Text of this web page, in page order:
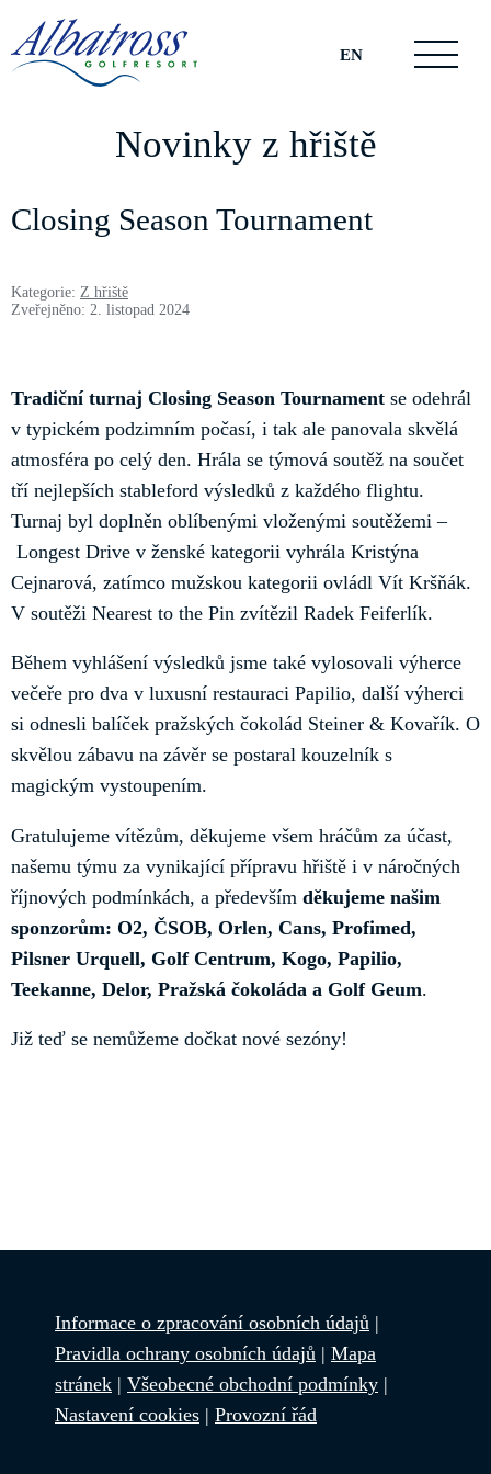
EN
Novinky z hřiště
Closing Season Tournament
Kategorie: Z hřiště
Zveřejněno: 2. listopad 2024
Tradiční turnaj Closing Season Tournament se odehrál
v typickém podzimním počasí, i tak ale panovala skvělá
atmosféra po celý den. Hrála se týmová soutěž na součet
tří nejlepších stableford výsledků z každého flightu.
Turnaj byl doplněn oblíbenými vloženými soutěžemi –
Longest Drive v ženské kategorii vyhrála Kristýna
Cejnarová, zatímco mužskou kategorii ovládl Vít Kršňák.
V soutěži Nearest to the Pin zvítězil Radek Feiferlík.
Během vyhlášení výsledků jsme také vylosovali výherce
večeře pro dva v luxusní restauraci Papilio, další výherci
si odnesli balíček pražských čokolád Steiner & Kovařík. O
skvělou zábavu na závěr se postaral kouzelník s
magickým vystoupením.
Gratulujeme vítězům, děkujeme všem hráčům za účast,
našemu týmu za vynikající přípravu hřiště i v náročných
říjnových podmínkách, a především děkujeme našim
sponzorům: O2, ČSOB, Orlen, Cans, Profimed,
Pilsner Urquell, Golf Centrum, Kogo, Papilio,
Teekanne, Delor, Pražská čokoláda a Golf Geum.
Již teď se nemůžeme dočkat nové sezóny!
Informace o zpracování osobních údajů |
Pravidla ochrany osobních údajů | Mapa
stránek | Všeobecné obchodní podmínky |
Nastavení cookies | Provozní řád